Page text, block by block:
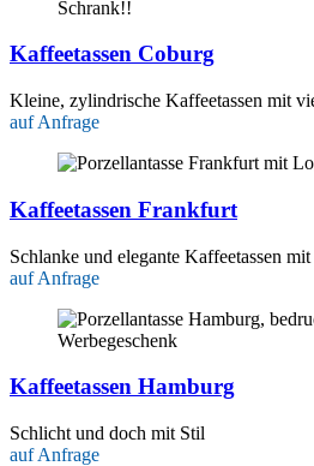
Kaffeetassen Coburg
Kleine, zylindrische Kaffeetassen mit
auf Anfrage
Kaffeetassen Frankfurt
Schlanke und elegante Kaffeetassen
auf Anfrage
Kaffeetassen Hamburg
Schlicht und doch mit Stil
auf Anfrage